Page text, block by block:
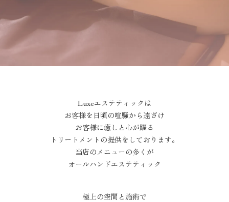
Luxeエステティックは
お客様を日頃の喧騒から遠ざけ
お客様に癒しと心が躍る
トリートメントの提供をしております。
当店のメニューの多くが
オールハンドエステティック
極上の空間と施術で